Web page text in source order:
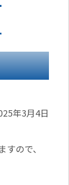
年3月4日
ので、